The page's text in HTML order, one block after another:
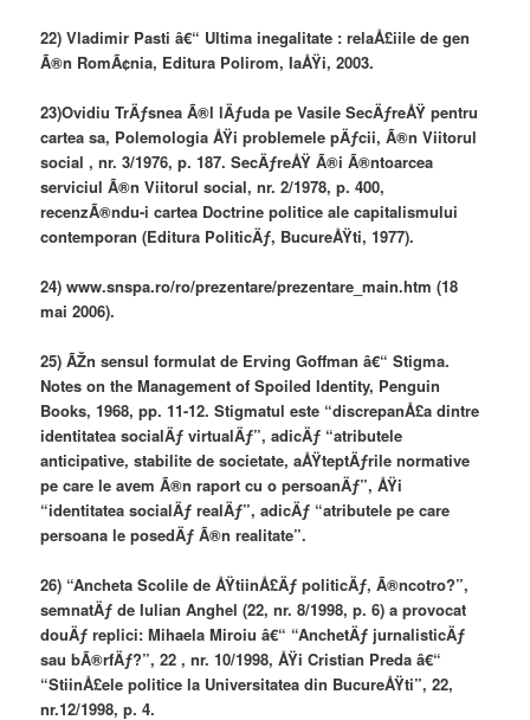
22) Vladimir Pasti â€“ Ultima inegalitate : relaÅ£iile de gen
Ã®n RomÃ¢nia, Editura Polirom, IaÅŸi, 2003.
23)Ovidiu TrÄƒsnea Ã®l lÄƒuda pe Vasile SecÄƒreÅŸ pentru
cartea sa, Polemologia ÅŸi problemele pÄƒcii, Ã®n Viitorul
social , nr. 3/1976, p. 187. SecÄƒreÅŸ Ã®i Ã®ntoarcea
serviciul Ã®n Viitorul social, nr. 2/1978, p. 400,
recenzÃ®ndu-i cartea Doctrine politice ale capitalismului
contemporan (Editura PoliticÄƒ, BucureÅŸti, 1977).
24) www.snspa.ro/ro/prezentare/prezentare_main.htm (18
mai 2006).
25) ÃŽn sensul formulat de Erving Goffman â€“ Stigma.
Notes on the Management of Spoiled Identity, Penguin
Books, 1968, pp. 11-12. Stigmatul este “discrepanÅ£a dintre
identitatea socialÄƒ virtualÄƒ”, adicÄƒ “atributele
anticipative, stabilite de societate, aÅŸteptÄƒrile normative
pe care le avem Ã®n raport cu o persoanÄƒ”, ÅŸi
“identitatea socialÄƒ realÄƒ”, adicÄƒ “atributele pe care
persoana le posedÄƒ Ã®n realitate”.
26) “Ancheta Scolile de ÅŸtiinÅ£Äƒ politicÄƒ, Ã®ncotro?”,
semnatÄƒ de Iulian Anghel (22, nr. 8/1998, p. 6) a provocat
douÄƒ replici: Mihaela Miroiu â€“ “AnchetÄƒ jurnalisticÄƒ
sau bÃ®rfÄƒ?”, 22 , nr. 10/1998, ÅŸi Cristian Preda â€“
“StiinÅ£ele politice la Universitatea din BucureÅŸti”, 22,
nr.12/1998, p. 4.